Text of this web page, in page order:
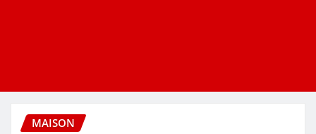
MAISON